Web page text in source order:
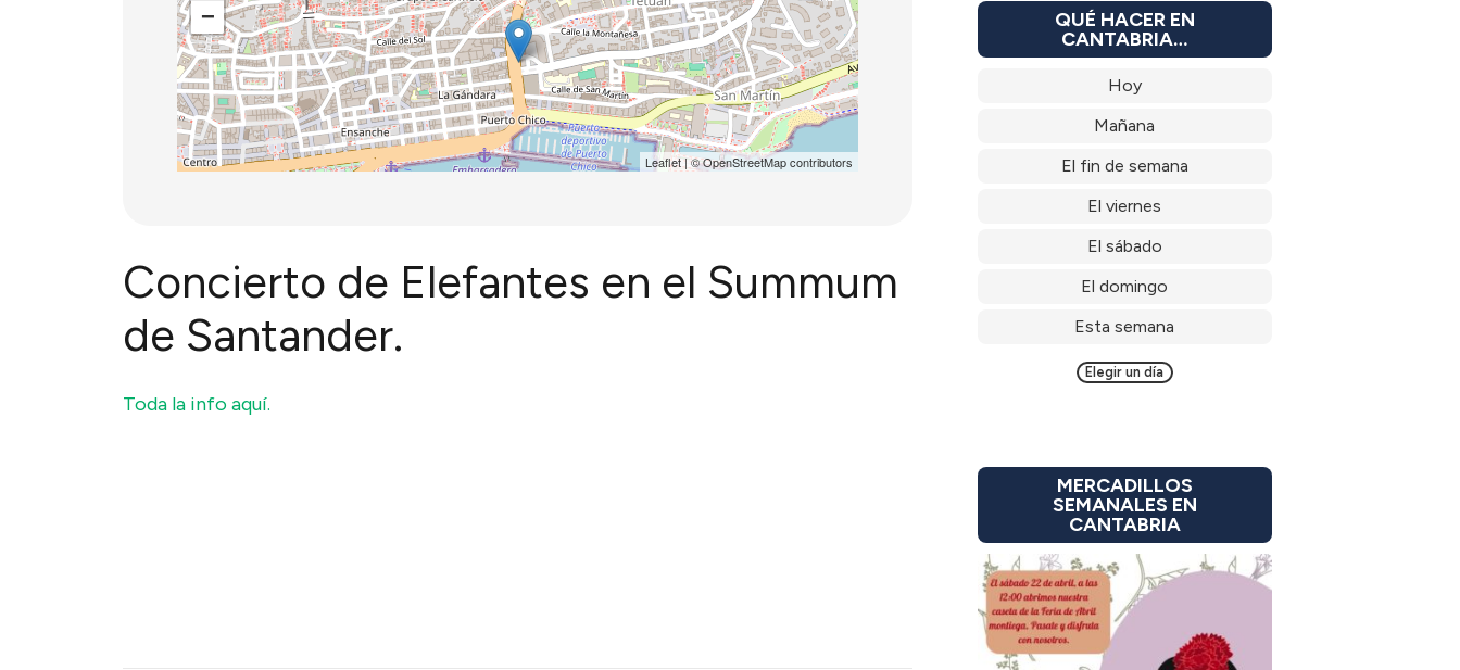
−
Leaflet| ©OpenStreetMapcontributors
Concierto de Elefantes en el Summum
de Santander.
Toda la info aquí.
QUÉ HACER EN
CANTABRIA…
Hoy
Mañana
El fin de semana
El viernes
El sábado
El domingo
Esta semana
Elegir un día
MERCADILLOS
SEMANALES EN
CANTABRIA